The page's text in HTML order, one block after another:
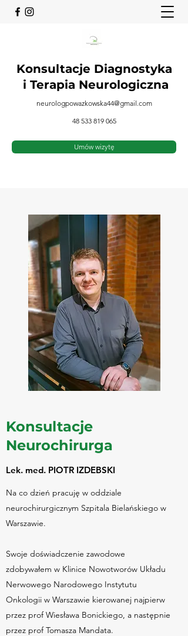
Konsultacje Diagnostyka
i Terapia Neurologiczna
neurologpowazkowska44@gmail.com
48 533 819 065
Umów wizytę
Konsultacje
Neurochirurga
Lek. med. PIOTR IZDEBSKI
Na co dzień pracuję w oddziale
neurochirurgicznym Szpitala Bielańskiego w
Warszawie.
Swoje doświadczenie zawodowe
zdobywałem w Klinice Nowotworów Układu
Nerwowego Narodowego Instytutu
Onkologii w Warszawie kierowanej najpierw
przez prof Wiesława Bonickiego, a następnie
przez prof Tomasza Mandata.